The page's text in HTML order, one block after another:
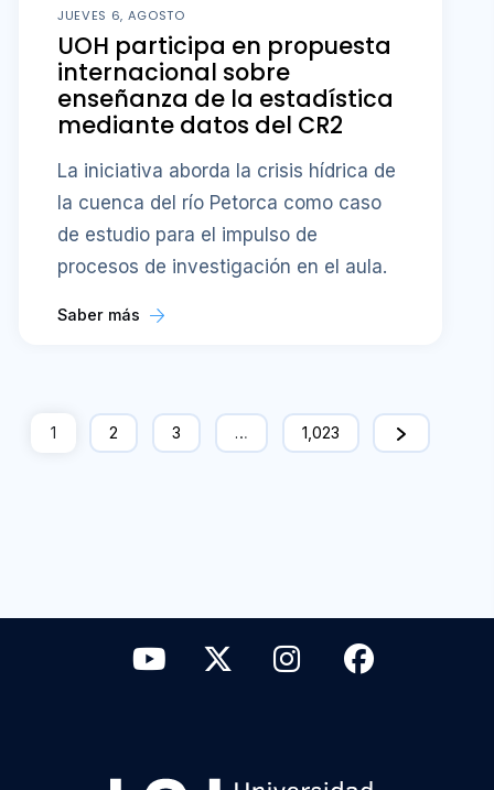
JUEVES 6, AGOSTO
UOH participa en propuesta
internacional sobre
enseñanza de la estadística
mediante datos del CR2
La iniciativa aborda la crisis hídrica de
la cuenca del río Petorca como caso
de estudio para el impulso de
procesos de investigación en el aula.
Saber más
1 2 3 … 1,023